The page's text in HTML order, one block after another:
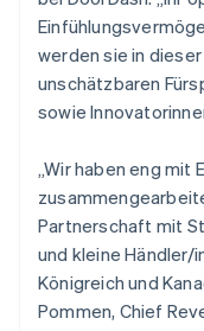
werden sie in
unschätzbaren
sowie
„Wir haben eng mit
Partnerschaft mit
und kleine Händler/
Königreich und
Pommen, Chief
Kanada
EnglishFrançais
Kroatien
EnglishItaliano
Lettland
Liechtenstein
Deutsch English
Litauen
English
Luxemburg
Français Deutsch
Malaysia